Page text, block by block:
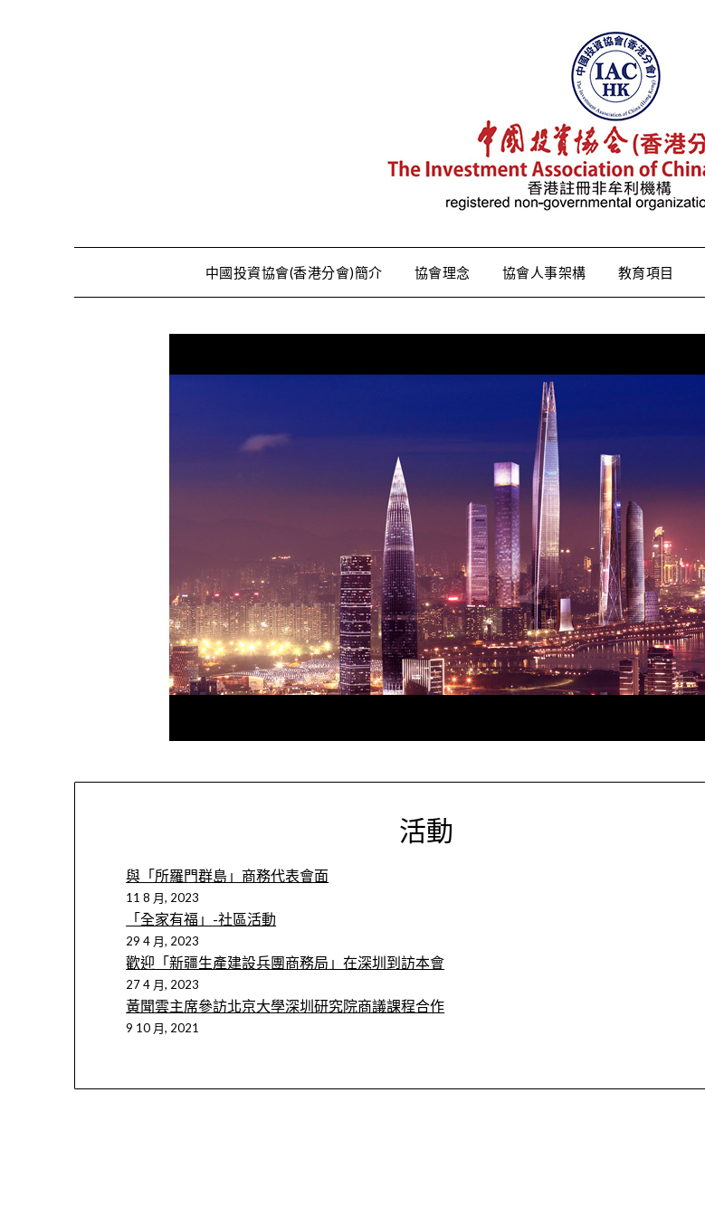
中國投資協會(香港分會)簡介 協會理念 協會人事架構 教育項目
活動
與「所羅門群島」商務代表會面
11 8 月, 2023
「全家有福」-社區活動
29 4 月, 2023
歡迎「新疆生產建設兵團商務局」在深圳到訪本會
27 4 月, 2023
黃聞雲主席參訪北京大學深圳研究院商議課程合作
9 10 月, 2021